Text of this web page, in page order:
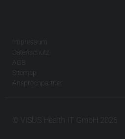
Impressum
Datenschutz
AGB
Sitemap
Ansprechpartner
© VISUS Health IT GmbH 2026